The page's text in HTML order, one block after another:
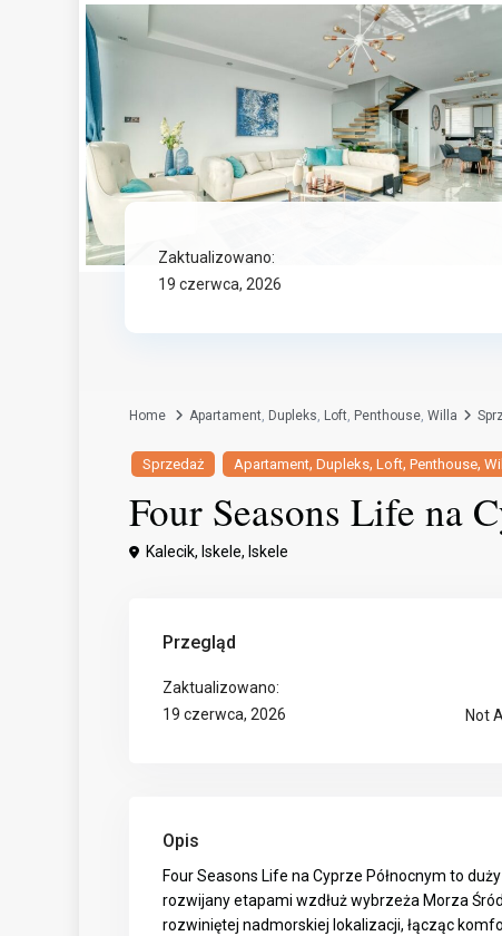
Zaktualizowano:
19 czerwca, 2026
Home Apartament, Dupleks, Loft, Penthouse, Willa
Sprzedaż Apartament, Dupleks, Loft, Penthouse,
Four Seasons Life na
Kalecik, Iskele, Iskele
Przegląd
Zaktualizowano:
19 czerwca, 2026
Not
Opis
Four Seasons Life na Cyprze Północnym to
rozwijany etapami wzdłuż wybrzeża Morza
rozwiniętej nadmorskiej lokalizacji, łącząc